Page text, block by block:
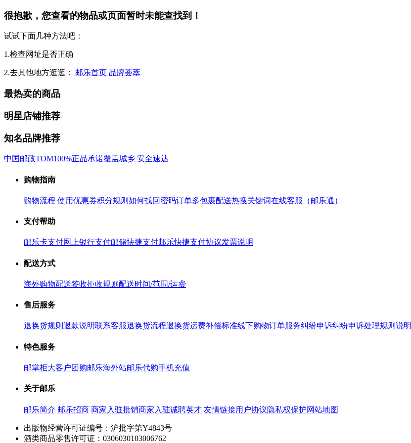
很抱歉，您查看的物品或页面暂时未能查找到！
试试下面几种方法吧：
1.检查网址是否正确
2.去其他地方逛逛： 邮乐首页 品牌荟萃
最热卖的商品
明星店铺推荐
知名品牌推荐
中国邮政TOM100%正品承诺覆盖城乡 安全速达
购物指南
购物流程 使用优惠券积分规则 如何找回密码订单多包裹配送热搜关键词在线客服（邮乐通）
支付帮助
邮乐卡支付网上银行支付邮储快捷支付邮乐快捷支付协议发票说明
配送方式
海外购物配送签收拒收规则 配送时间/范围/运费
售后服务
退换货规则 退款说明联系客服退换货流程退换货运费补偿标准线下购物订单服务纠纷申诉纠纷申诉处理规则说明
特色服务
邮掌柜大客户团购邮乐海外站邮乐代购手机充值
关于邮乐
邮乐简介 邮乐招商 商家入驻批销商家入驻诚聘英才 友情链接用户协议隐私权保护网站地图
出版物经营许可证编号：沪批字第Y4843号
酒类商品零售许可证：0306030103006762